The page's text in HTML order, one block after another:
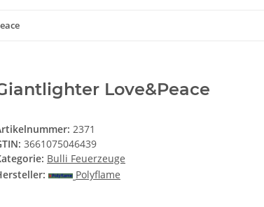
Love&Peace
2371
3661075046439
Bulli Feuerzeuge
Polyflame